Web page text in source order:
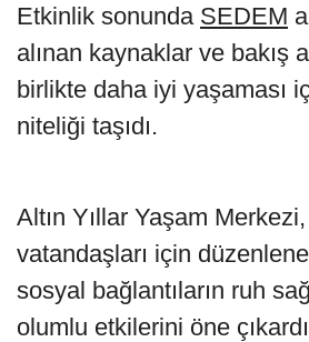
Etkinlik sonunda SEDEM
alınan kaynaklar ve bakış
birlikte daha iyi yaşaması
niteliği taşıdı.
Altın Yıllar Yaşam
vatandaşları için
sosyal bağlantıların ruh
olumlu etkilerini öne